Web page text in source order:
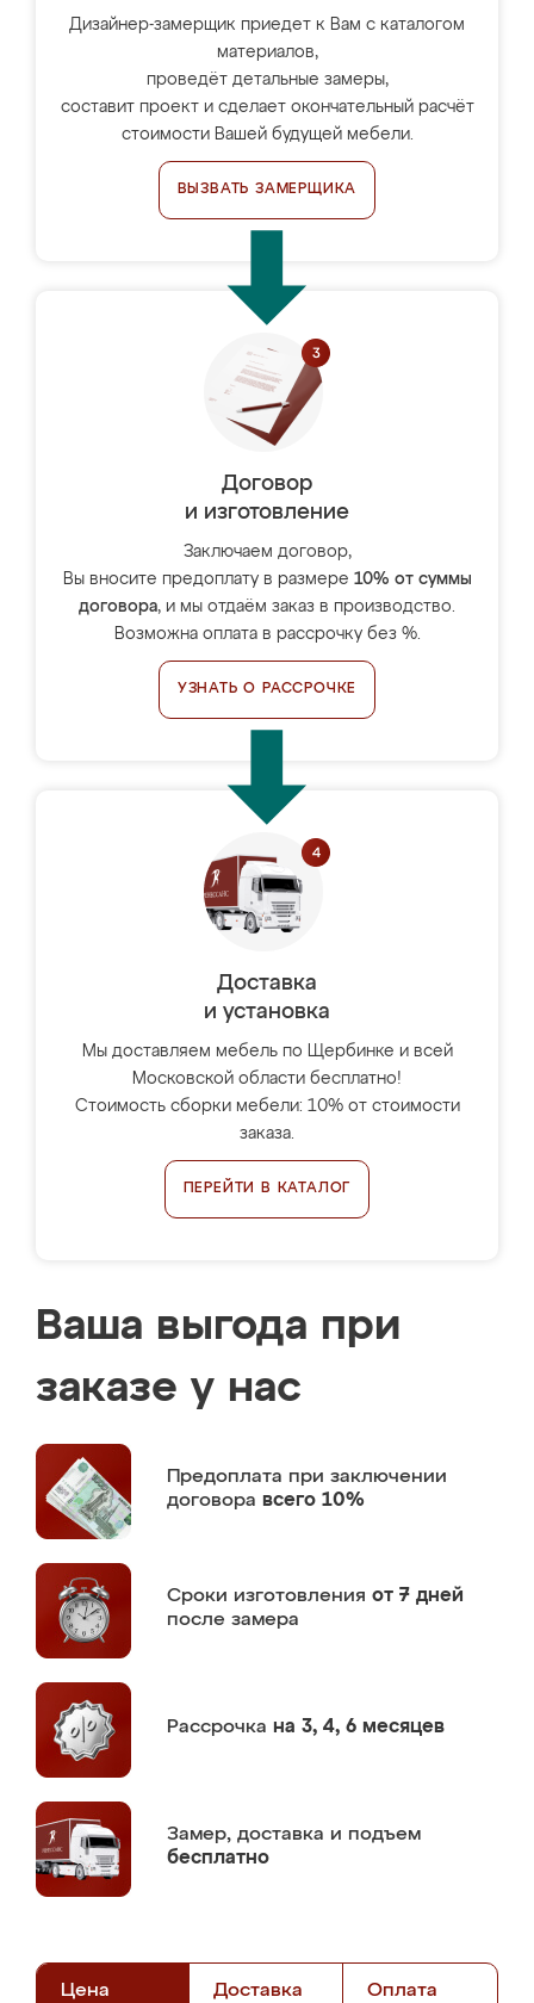
Дизайнер-замерщик приедет к Вам с каталогом
материалов,
проведёт детальные замеры,
составит проект и сделает окончательный расчёт
стоимости Вашей будущей мебели.
ВЫЗВАТЬ ЗАМЕРЩИКА
Договор
и изготовление
Заключаем договор,
Вы вносите предоплату в размере 10% от суммы
договора, и мы отдаём заказ в производство.
Возможна оплата в рассрочку без %.
УЗНАТЬ О РАССРОЧКЕ
Доставка
и установка
Мы доставляем мебель по Щербинке и всей
Московской области бесплатно!
Стоимость сборки мебели: 10% от стоимости
заказа.
ПЕРЕЙТИ В КАТАЛОГ
Ваша выгода при
заказе у нас
Предоплата при заключении
договора всего 10%
Сроки изготовления от 7 дней
после замера
Рассрочка на 3, 4, 6 месяцев
Замер, доставка и подъем
бесплатно
Цена Доставка Оплата